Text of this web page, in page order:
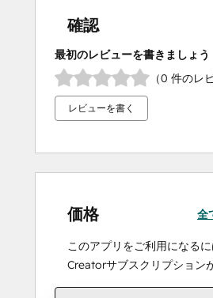
確認
最初のレビューを書きましょう
（0 件のレ
レビューを書く
価格 全
このアプリをご利用になる
Creatorサブスクリプション